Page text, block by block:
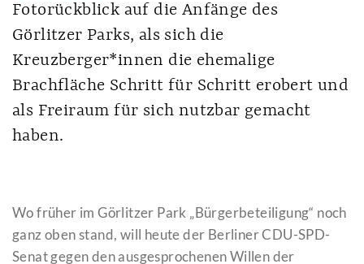
Fotorückblick auf die Anfänge des
Görlitzer Parks, als sich die
Kreuzberger*innen die ehemalige
Brachfläche Schritt für Schritt erobert und
als Freiraum für sich nutzbar gemacht
haben.
Wo früher im Görlitzer Park „Bürgerbeteiligung“ noch
ganz oben stand, will heute der Berliner CDU-SPD-
Senat gegen den ausgesprochenen Willen der